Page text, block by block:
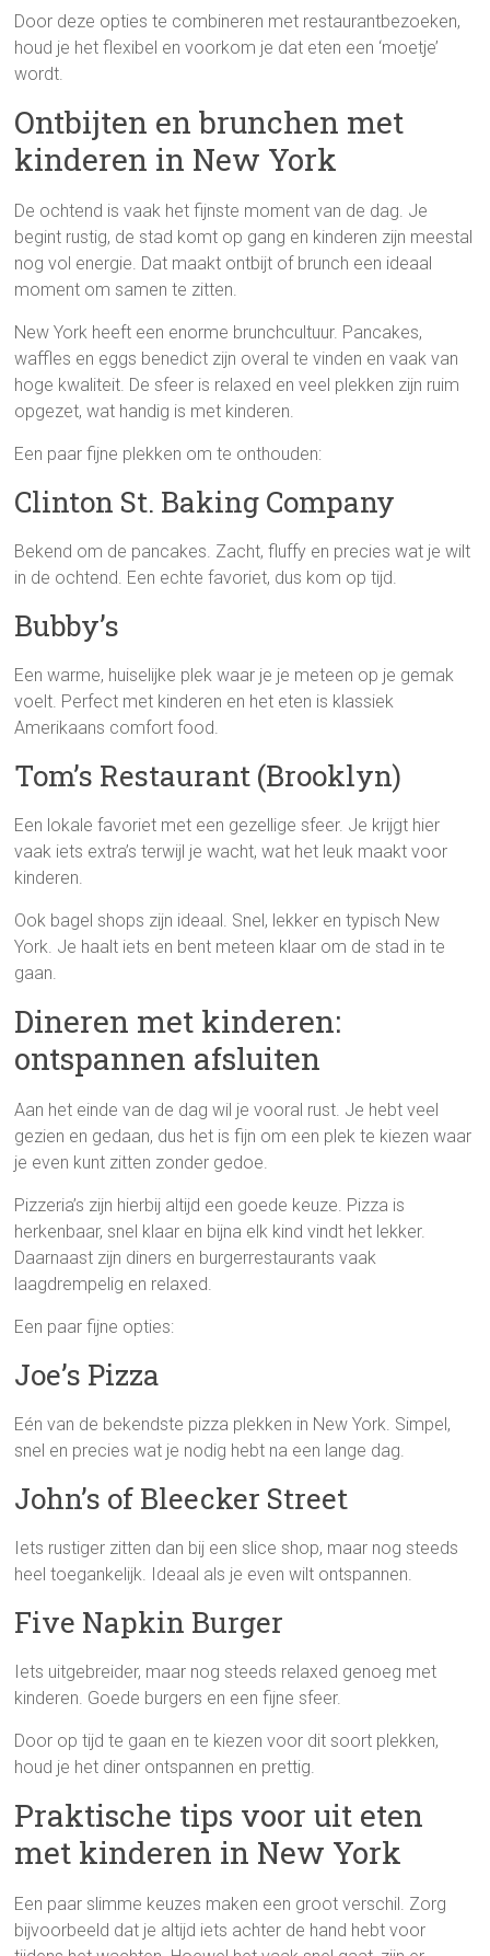
Door deze opties te combineren met restaurantbezoeken,
houd je het flexibel en voorkom je dat eten een ‘moetje’
wordt.
Ontbijten en brunchen met
kinderen in New York
De ochtend is vaak het fijnste moment van de dag. Je
begint rustig, de stad komt op gang en kinderen zijn meestal
nog vol energie. Dat maakt ontbijt of brunch een ideaal
moment om samen te zitten.
New York heeft een enorme brunchcultuur. Pancakes,
waffles en eggs benedict zijn overal te vinden en vaak van
hoge kwaliteit. De sfeer is relaxed en veel plekken zijn ruim
opgezet, wat handig is met kinderen.
Een paar fijne plekken om te onthouden:
Clinton St. Baking Company
Bekend om de pancakes. Zacht, fluffy en precies wat je wilt
in de ochtend. Een echte favoriet, dus kom op tijd.
Bubby’s
Een warme, huiselijke plek waar je je meteen op je gemak
voelt. Perfect met kinderen en het eten is klassiek
Amerikaans comfort food.
Tom’s Restaurant (Brooklyn)
Een lokale favoriet met een gezellige sfeer. Je krijgt hier
vaak iets extra’s terwijl je wacht, wat het leuk maakt voor
kinderen.
Ook bagel shops zijn ideaal. Snel, lekker en typisch New
York. Je haalt iets en bent meteen klaar om de stad in te
gaan.
Dineren met kinderen:
ontspannen afsluiten
Aan het einde van de dag wil je vooral rust. Je hebt veel
gezien en gedaan, dus het is fijn om een plek te kiezen waar
je even kunt zitten zonder gedoe.
Pizzeria’s zijn hierbij altijd een goede keuze. Pizza is
herkenbaar, snel klaar en bijna elk kind vindt het lekker.
Daarnaast zijn diners en burgerrestaurants vaak
laagdrempelig en relaxed.
Een paar fijne opties:
Joe’s Pizza
Eén van de bekendste pizza plekken in New York. Simpel,
snel en precies wat je nodig hebt na een lange dag.
John’s of Bleecker Street
Iets rustiger zitten dan bij een slice shop, maar nog steeds
heel toegankelijk. Ideaal als je even wilt ontspannen.
Five Napkin Burger
Iets uitgebreider, maar nog steeds relaxed genoeg met
kinderen. Goede burgers en een fijne sfeer.
Door op tijd te gaan en te kiezen voor dit soort plekken,
houd je het diner ontspannen en prettig.
Praktische tips voor uit eten
met kinderen in New York
Een paar slimme keuzes maken een groot verschil. Zorg
bijvoorbeeld dat je altijd iets achter de hand hebt voor